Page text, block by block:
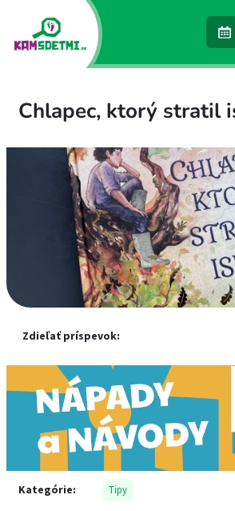
Chlapec, ktorý stratil
Zdieľať príspevok:
Kategórie: Tipy